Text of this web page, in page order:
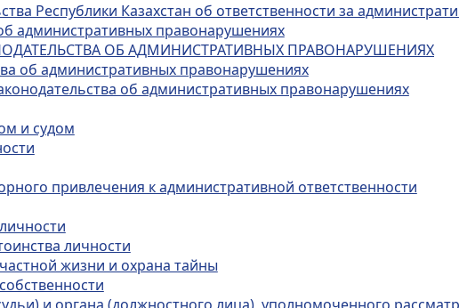
Республики Казахстан об ответственности за
административных правонарушениях
ОБ АДМИНИСТРАТИВНЫХ ПРАВОНАРУШЕНИЯХ
об административных правонарушениях
об административных правонарушениях
и судом
привлечения к административной ответственности
личности
жизни и охрана тайны